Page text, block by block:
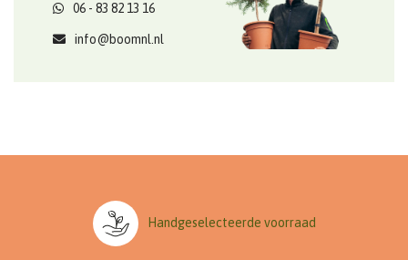
06 - 83 82 13 16
info@boomnl.nl
Handgeselecteerde voorraad